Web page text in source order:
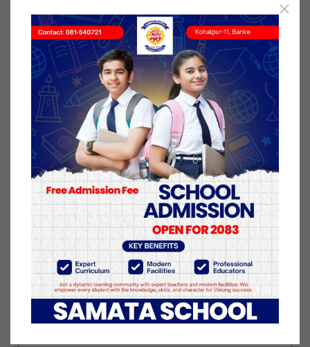
महिला र १२ पुरुष गरी २६ जना संक्रमित कोरोना मुक्त भई
डिस्चार्ज हुँदैछन । उनिहरुलाई असोज १४ गते कोरोना
संक्रमण देखिएपछि विभिन्न आइसोलेसनमा राखिएको थियो ।
यो सङ्गै बाँकेमा कोरोना संक्रमणबाट मुक्त हुनेको संख्या १
हजार ८९९ पुगेको छ ।
विभिन्न आइसोलेसन केन्द्रमा अन्य जिल्लाका २१ सहित ६ सय
२२ जना सक्रिय संक्रमित उपचाररत छन् । बाँके जिल्लामा
हालसम्म कोरोनाबाट संक्रमितको संख्या २ हजार ५२६ रहेको
छ भने २६ जनाको कोरोनाका कारण मृत्यु भईसकेको छ ।
२८ आश्विन २०७७, बुधबार प्रकाशित